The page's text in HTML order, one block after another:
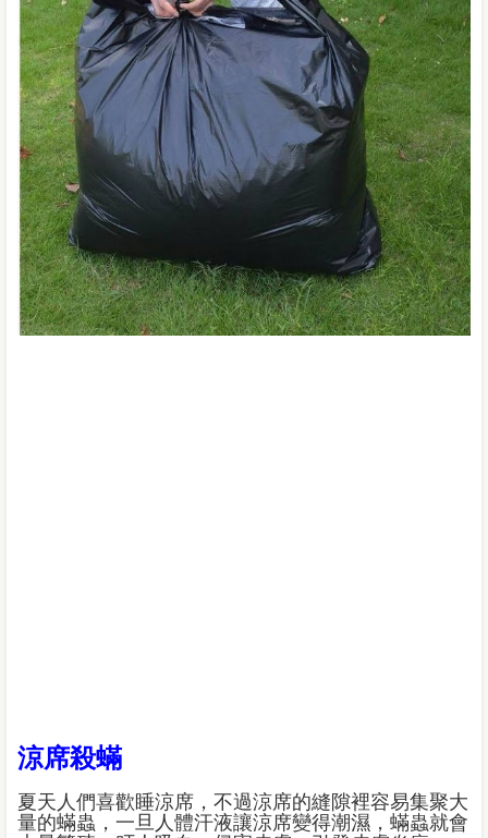
涼席殺蟎
夏天人們喜歡睡涼席，不過涼席的縫隙裡容易集聚大
量的蟎蟲，一旦人體汗液讓涼席變得潮濕，蟎蟲就會